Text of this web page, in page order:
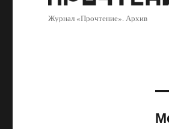
Журнал «Прочтение». Архив